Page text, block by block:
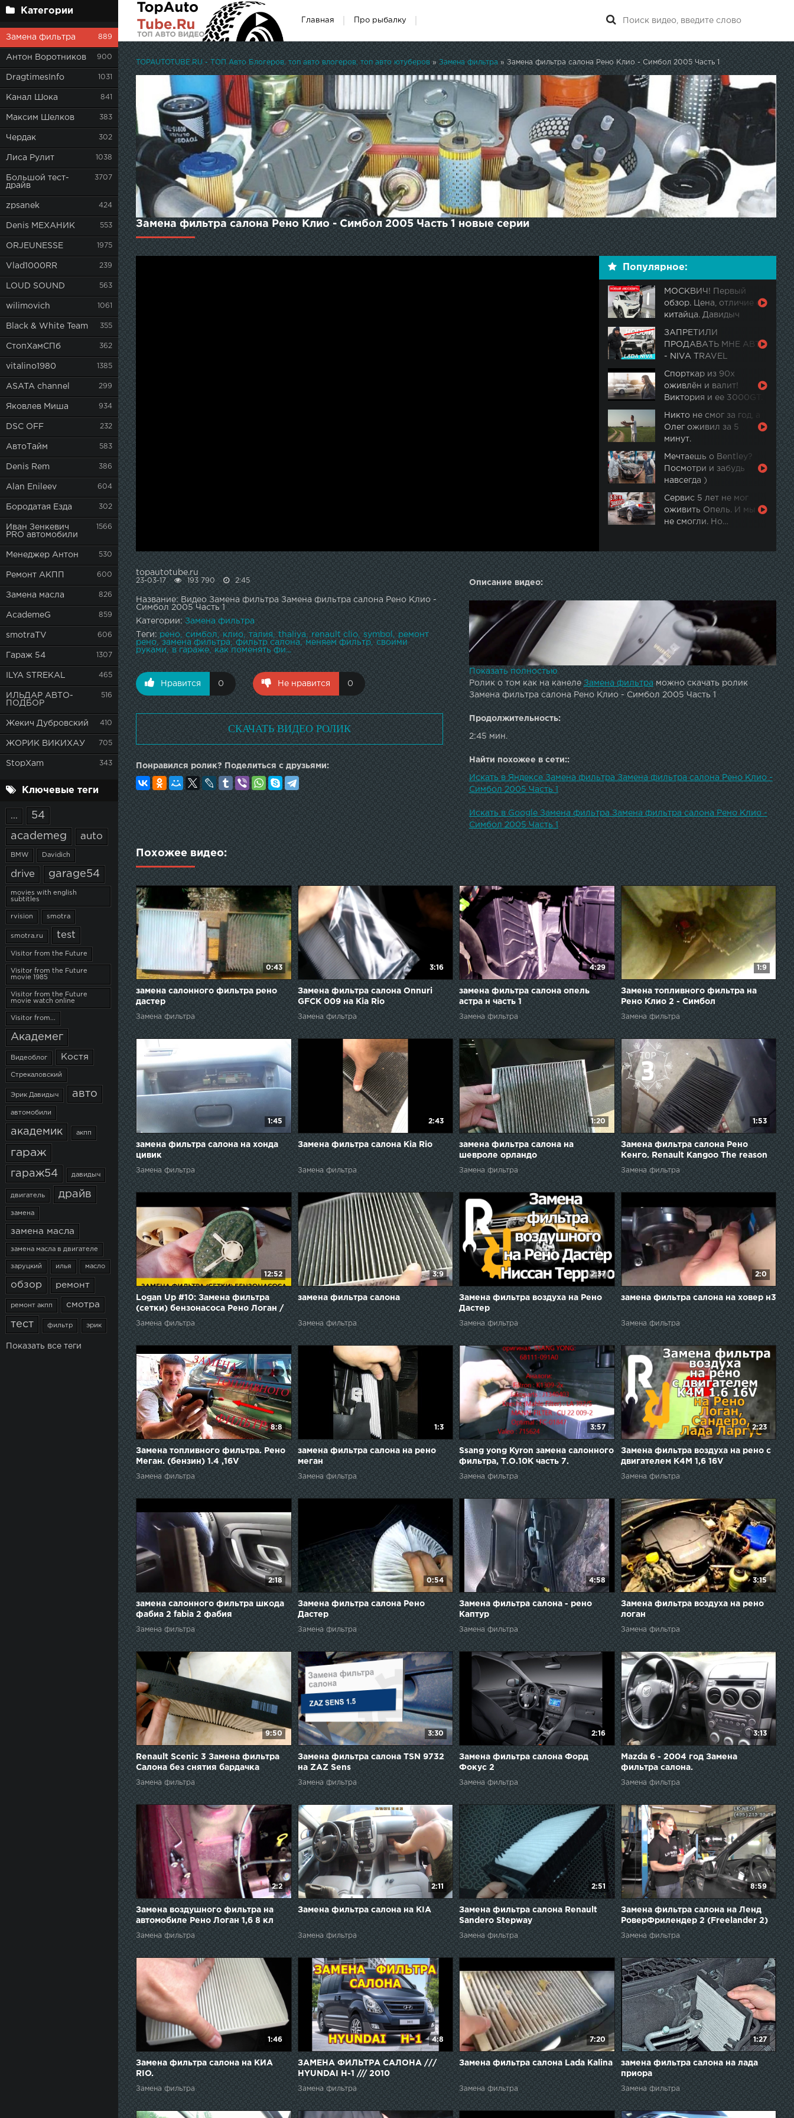
Категории
Замена фильтра 889
Антон Воротников 900
DragtimesInfo 1031
Канал Шока 841
Максим Шелков 383
Чердак 302
Лиса Рулит 1038
Большой тест-
драйв
3707
zpsanek 424
Denis МЕХАНИК 553
ORJEUNESSE 1975
Vlad1000RR 239
LOUD SOUND 563
wilimovich 1061
Black & White Team 355
СтопХамСПб 362
vitalino1980 1385
ASATA channel 299
Яковлев Миша 934
DSC OFF 232
АвтоТайм 583
Denis Rem 386
Alan Enileev 604
Бородатая Езда 302
Иван Зенкевич
PRO автомобили
1566
Менеджер Антон 530
Ремонт АКПП 600
Замена масла 826
AcademeG 859
smotraTV 606
Гараж 54 1307
ILYA STREKAL 465
ИЛЬДАР АВТО-
ПОДБОР
516
Жекич Дубровский 410
ЖОРИК ВИКИХАУ 705
StopXam 343
Ключевые теги
... 54
academeg auto
BMW Davidich
drive garage54
movies with english
subtitles
rvision smotra
smotra.ru test
Visitor from the Future
Visitor from the Future
movie 1985
Visitor from the Future
movie watch online
Visitor from...
Академег
Видеоблог Костя
Стрекаловский
Эрик Давидыч авто
автомобили
академик акпп
гараж
гараж54 давидыч
двигатель драйв
замена
замена масла
замена масла в двигателе
заруцкий илья масло
обзор ремонт
ремонт акпп смотра
тест фильтр эрик
Показать все теги
Главная Про рыбалку
TOPAUTOTUBE.RU - ТОП Авто Блогеров, топ авто влогеров, топ авто ютуберов»Замена фильтра » Замена фильтра салона Рено Клио - Симбол 2005 Часть 1
Замена фильтра салона Рено Клио - Симбол 2005 Часть 1 новые серии
Популярное:
МОСКВИЧ! Первый
обзор. Цена, отличие от
китайца. Давидыч
ЗАПРЕТИЛИ
ПРОДАВАТЬ МНЕ АВТО
- NIVA TRAVEL
Спорткар из 90х
оживлён и валит!
Виктория и ее 3000GT.
Никто не смог за год, а
Олег оживил за 5
минут.
Мечтаешь о Bentley?
Посмотри и забудь
навсегда )
Сервис 5 лет не мог
оживить Опель. И мы
не смогли. Но…
topautotube.ru
Описание видео:
Показать полностью
Ролик о том как на канелеЗамена фильтраможно скачать ролик
Замена фильтра салона Рено Клио - Симбол 2005 Часть 1
Продолжительность:
2:45 мин.
Найти похожее в сети::
Искать в Яндексе Замена фильтра Замена фильтра салона Рено Клио -
Симбол 2005 Часть 1
Искать в Google Замена фильтра Замена фильтра салона Рено Клио -
Симбол 2005 Часть 1
23-03-17 193 790 2:45
Название: Видео Замена фильтра Замена фильтра салона Рено Клио -
Симбол 2005 Часть 1
Категории:Замена фильтра
Теги:рено симбол клио талия thaliya renault clio symbol
ремонт
рено
замена фильтра фильтр салона меняем фильтр
своими
руками
в гараже как поменять фи...
Нравится 0 Не нравится 0
СКАЧАТЬ ВИДЕО РОЛИК
Понравился ролик? Поделиться с друзьями:
Похожее видео:
0:43
замена салонного фильтра рено
дастер
Замена фильтра
3:16
Замена фильтра салона Onnuri
GFCK 009 на Kia Rio
Замена фильтра
4:29
замена фильтра салона опель
астра н часть 1
Замена фильтра
1:9
Замена топливного фильтра на
Рено Клио 2 - Симбол
Замена фильтра
1:45
замена фильтра салона на хонда
цивик
Замена фильтра
2:43
Замена фильтра салона Kia Rio
Замена фильтра
1:20
замена фильтра салона на
шевроле орландо
Замена фильтра
1:53
Замена фильтра салона Рено
Кенго. Renault Kangoo The reason
for the poor performance of the
stove.
Замена фильтра
12:52
Logan Up #10: Замена фильтра
(сетки) бензонасоса Рено Логан /
Сандеро
Замена фильтра
3:9
замена фильтра салона
Замена фильтра
2:37
Замена фильтра воздуха на Рено
Дастер
Замена фильтра
2:0
замена фильтра салона на ховер н3
Замена фильтра
8:8
Замена топливного фильтра. Рено
Меган. (бензин) 1.4 ,16V
Замена фильтра
1:3
замена фильтра салона на рено
меган
Замена фильтра
3:57
Ssang yong Kyron замена салонного
фильтра, Т.О.10К часть 7.
Замена фильтра
2:23
Замена фильтра воздуха на рено с
двигателем K4M 1,6 16V
Замена фильтра
2:18
замена салонного фильтра шкода
фабиа 2 fabia 2 фабия
Замена фильтра
0:54
Замена фильтра салона Рено
Дастер
Замена фильтра
4:58
Замена фильтра салона - рено
Каптур
Замена фильтра
3:15
Замена фильтра воздуха на рено
логан
Замена фильтра
9:50
Renault Scenic 3 Замена фильтра
Салона без снятия бардачка
Замена фильтра
3:30
Замена фильтра салона TSN 9732
на ZAZ Sens
Замена фильтра
2:16
Замена фильтра салона Форд
Фокус 2
Замена фильтра
3:13
Mazda 6 - 2004 год Замена
фильтра салона.
Замена фильтра
2:2
Замена воздушного фильтра на
автомобиле Рено Логан 1,6 8 кл
2013г
Замена фильтра
2:11
Замена фильтра салона на KIA
Замена фильтра
2:51
Замена фильтра салона Renault
Sandero Stepway
Замена фильтра
8:59
Замена фильтра салона на Ленд
РоверФрилендер 2 (Freelander 2)
своими руками
Замена фильтра
1:46
Замена фильтра салона на КИА
RIO.
Замена фильтра
4:8
ЗАМЕНА ФИЛЬТРА САЛОНА ///
HYUNDAI H-1 /// 2010
Замена фильтра
7:20
Замена фильтра салона Lada Kalina
Замена фильтра
1:27
замена фильтра салона на лада
приора
Замена фильтра